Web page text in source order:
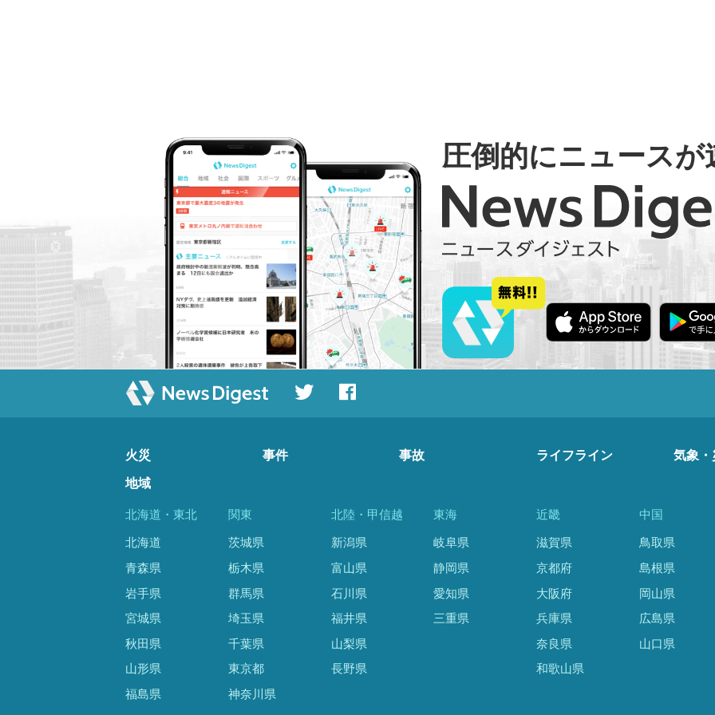
圧倒的にニュースが
火災 事件 事故 ライフライン 気象・
地域
北海道・東北
北海道
青森県
岩手県
宮城県
秋田県
山形県
福島県
関東
茨城県
栃木県
群馬県
埼玉県
千葉県
東京都
神奈川県
北陸・甲信越
新潟県
富山県
石川県
福井県
山梨県
長野県
東海
岐阜県
静岡県
愛知県
三重県
近畿
滋賀県
京都府
大阪府
兵庫県
奈良県
和歌山県
中国
鳥取県
島根県
岡山県
広島県
山口県